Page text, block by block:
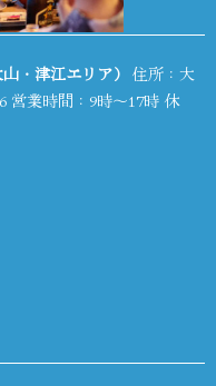
・津江エリア） 住所：大
営業時間：9時～17時 休